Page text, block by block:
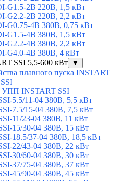
G1.5-2B 220В, 1,5 кВт
G2.2-2B 220В, 2,2 кВт
G0.75-4B 380В, 0,75 кВт
G1.5-4B 380В, 1,5 кВт
G2.2-4B 380В, 2,2 кВт
G4.0-4B 380В, 4 кВт
SSI 5,5-600 кВт
▼
плавного пуска INSTART
УПП INSTART SSI
5.5/11-04 380В, 5,5 кВт
7.5/15-04 380В, 7,5 кВт
11/23-04 380В, 11 кВт
15/30-04 380В, 15 кВт
18.5/37-04 380В, 18,5 кВт
22/43-04 380В, 22 кВт
30/60-04 380В, 30 кВт
37/75-04 380В, 37 кВт
45/90-04 380В, 45 кВт